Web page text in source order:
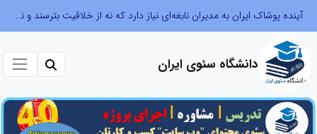
آینده پوشاک ایران به مدیران نابغه‌ای نیاز دارد که نه از خلاقیت بترسند و نه بروکراسی
دانشگاه سئوی ایران